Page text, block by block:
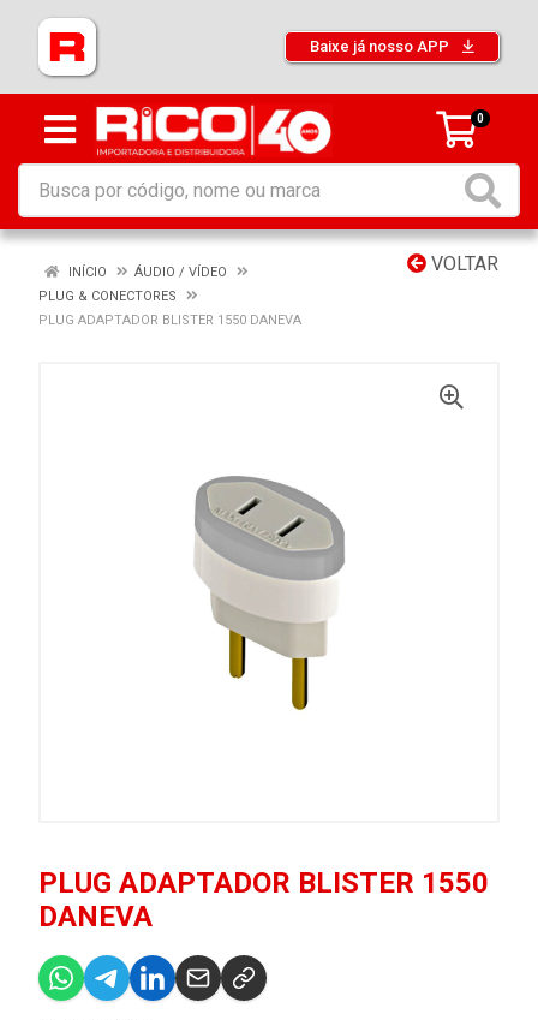
Baixe já nosso APP
0
VOLTAR
INÍCIO
ÁUDIO / VÍDEO
PLUG & CONECTORES
PLUG ADAPTADOR BLISTER 1550 DANEVA
PLUG ADAPTADOR BLISTER 1550
DANEVA